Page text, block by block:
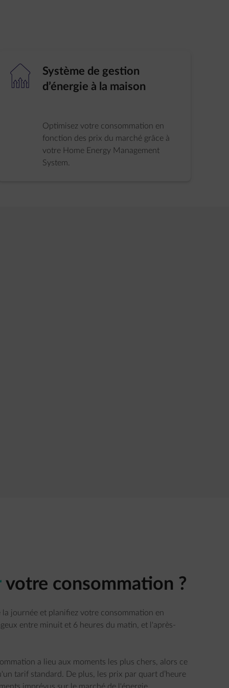
element-house-upgrade
Système de gestion
d’énergie à la maison
Optimisez votre consommation en
fonction des prix du marché grâce à
votre Home Energy Management
System.
votre consommation ?
journée et planifiez votre consommation en
entre minuit et 6 heures du matin, et l'après-
a lieu aux moments les plus chers, alors ce
tarif standard. De plus, les prix par quart d’heure